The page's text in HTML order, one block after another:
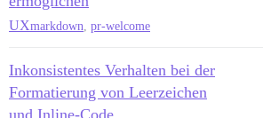
UXmarkdown pr-welcome
Inkonsistentes Verhalten bei der
Formatierung von Leerzeichen
und Inline-Code